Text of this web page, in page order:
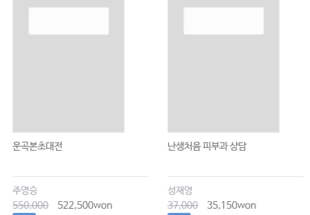
운곡본초대전
주영승
550,000
522,500won
난생처음 피부과 상담
성재영
37,000
35,150won